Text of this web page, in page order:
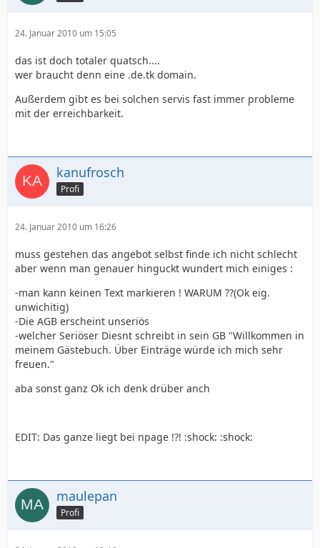
24. Januar 2010 um 15:05
das ist doch totaler quatsch....
wer braucht denn eine .de.tk domain.
Außerdem gibt es bei solchen servis fast immer probleme
mit der erreichbarkeit.
kanufrosch
Profi
24. Januar 2010 um 16:26
muss gestehen das angebot selbst finde ich nicht schlecht
aber wenn man genauer hinguckt wundert mich einiges :
-man kann keinen Text markieren ! WARUM ??(Ok eig.
unwichitig)
-Die AGB erscheint unseriös
-welcher Seriöser Diesnt schreibt in sein GB "Willkommen in
meinem Gästebuch. Über Einträge würde ich mich sehr
freuen."
aba sonst ganz Ok ich denk drüber anch
EDIT: Das ganze liegt bei npage !?! :shock: :shock:
maulepan
Profi